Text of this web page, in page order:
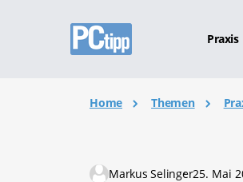
Praxis
Home Themen
Markus Selinger25. Mai